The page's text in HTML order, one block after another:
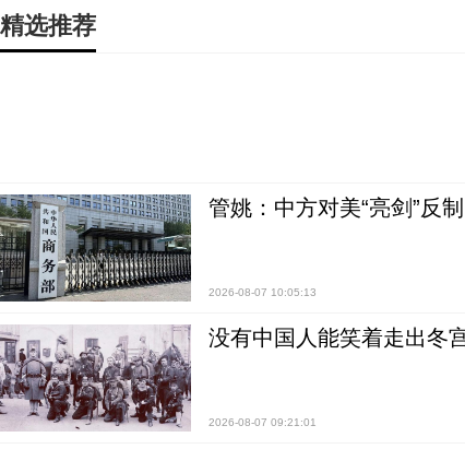
精选推荐
管姚：中方对美“亮剑”反
2026-08-07 10:05:13
没有中国人能笑着走出冬
2026-08-07 09:21:01